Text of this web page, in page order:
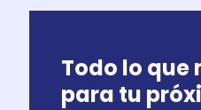
Todo lo que
para tu